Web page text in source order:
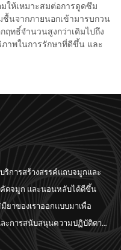
ให้เหมาะสมต่อการดูดซึม
นจากภายนอกเข้ามารบกวน
ทธิ์จำนวนสูงกว่าเดิมไปถึง
าพในการรักษาที่ดีขึ้น และ
การสร้างสรรค์แถบจมูกและ
คัดจมูก และนอนหลับได้ดีขึ้น
าของเราออกแบบมาเพื่อ
ะการสนับสนุนความปฏิบัติตาม